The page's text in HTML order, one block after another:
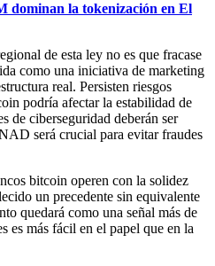
dominan la tokenización en El
de esta ley no es que fracase
como una iniciativa de marketing
real. Persisten riesgos
podría afectar la estabilidad de
de ciberseguridad deberán ser
será crucial para evitar fraudes
bitcoin operen con la solidez
un precedente sin equivalente
quedará como una señal más de
es más fácil en el papel que en la